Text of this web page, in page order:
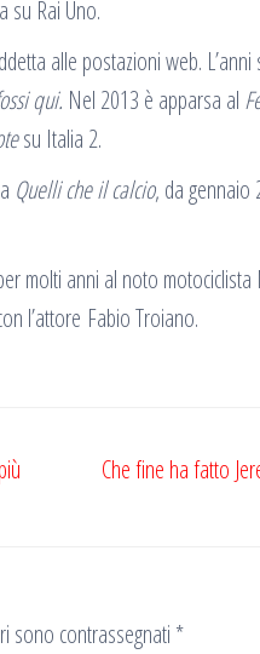
su Rai Uno.
alle postazioni web.
qui. Nel 2013 è apparsa al
su Italia 2.
Quelli che il calcio, da gennaio
molti anni al noto
l’attore Fabio Troiano.
Che fine ha fatto
sono contrassegnati *